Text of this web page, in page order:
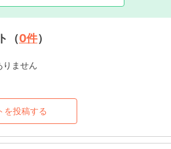
（0件）
りません
を投稿する